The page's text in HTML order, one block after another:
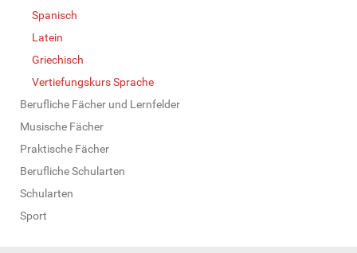
Spanisch
Latein
Griechisch
Vertiefungskurs Sprache
Berufliche Fächer und Lernfelder
Musische Fächer
Praktische Fächer
Berufliche Schularten
Schularten
Sport